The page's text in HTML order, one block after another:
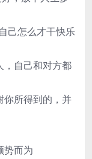
己怎么才干快乐
，自己和对方都
你所得到的，并
势而为